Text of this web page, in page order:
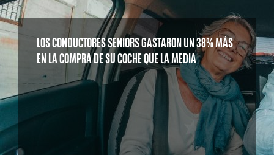
LOS CONDUCTORES SENIORS GASTARON UN 38% MÁS
EN LA COMPRA DE SU COCHE QUE LA MEDIA